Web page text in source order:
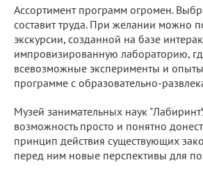
Ассортимент программ огромен.
составит труда. При желании можно
экскурсии, созданной на базе
импровизированную лабораторию,
всевозможные эксперименты и
программе с образовательно-
Музей занимательных наук
возможность просто и понятно
принцип действия существующих
перед ним новые перспективы для